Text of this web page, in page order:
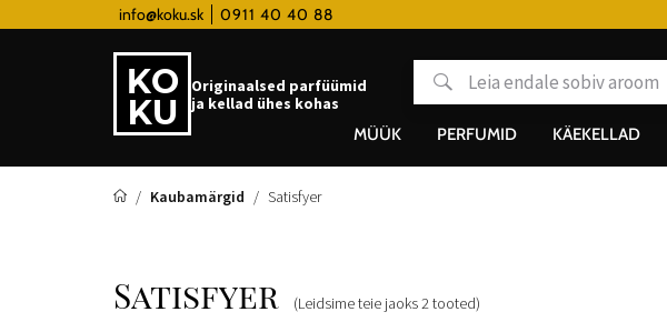
info@koku.sk 0911 40 40 88
hodinky od 80€ Lojaalsusprogramm
Originaalsed parfüümid
ja kellad ühes kohas
MÜÜK
PERFUMID KÄEKELLAD
Kaubamärgid Satisfyer
Satisfyer (Leidsime teie jaoks2 tooted)